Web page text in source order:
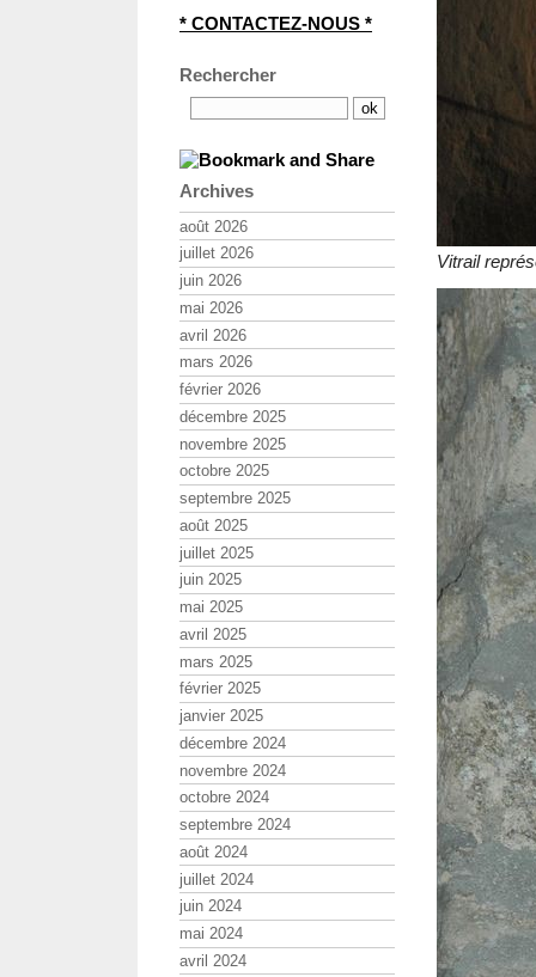
Vitrail
* CONTACTEZ-NOUS *
Rechercher
Archives
août 2026
juillet 2026
juin 2026
mai 2026
avril 2026
mars 2026
février 2026
décembre 2025
novembre 2025
octobre 2025
septembre 2025
août 2025
juillet 2025
juin 2025
mai 2025
avril 2025
mars 2025
février 2025
janvier 2025
décembre 2024
novembre 2024
octobre 2024
septembre 2024
août 2024
juillet 2024
juin 2024
mai 2024
avril 2024